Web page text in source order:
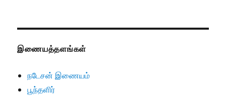
இணையத்தளங்கள்
நடேசன் இணையம்
பூந்தளிர்